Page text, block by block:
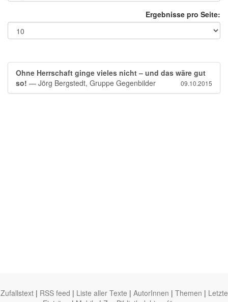
Ergebnisse pro Seite:
Ohne Herrschaft ginge vieles nicht – und das wäre gut
so! — Jörg Bergstedt, Gruppe Gegenbilder 09.10.2015
Zufallstext | RSS feed | Liste aller Texte | AutorInnen | Themen | Letzte